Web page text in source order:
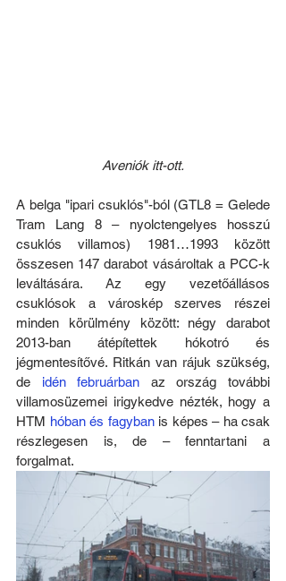
Aveniók itt-ott.
A belga "ipari csuklós"-ból (GTL8 = Gelede
Tram Lang 8 – nyolctengelyes hosszú
csuklós villamos) 1981…1993 között
összesen 147 darabot vásároltak a PCC-k
leváltására. Az egy vezetőállásos
csuklósok a városkép szerves részei
minden körülmény között: négy darabot
2013-ban átépítettek hókotró és
jégmentesítővé. Ritkán van rájuk szükség,
de idén februárban az ország további
villamosüzemei irigykedve nézték, hogy a
HTM hóban és fagyban is képes – ha csak
részlegesen is, de – fenntartani a
forgalmat.